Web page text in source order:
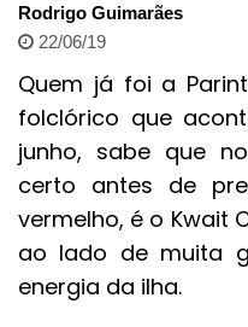
Rodrigo Guimarães
22/06/19
Quem já foi a
folclórico que
junho, sabe que
certo antes de
vermelho, é o Kwait
ao lado de muita
energia da ilha.